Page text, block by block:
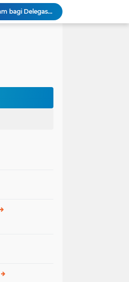
Sekolah Gagasceria Jadi Rujukan Pembelajaran Mendalam bagi Delegasi Malaysia
PJJ Diperluas, Kemendikdasmen Gandeng Pemda Jangkau Anak Tidak Sekolah
Uhamka Kuatkan Komitmen Inovasi Riset dalam Industri dengan PT. Pertamina